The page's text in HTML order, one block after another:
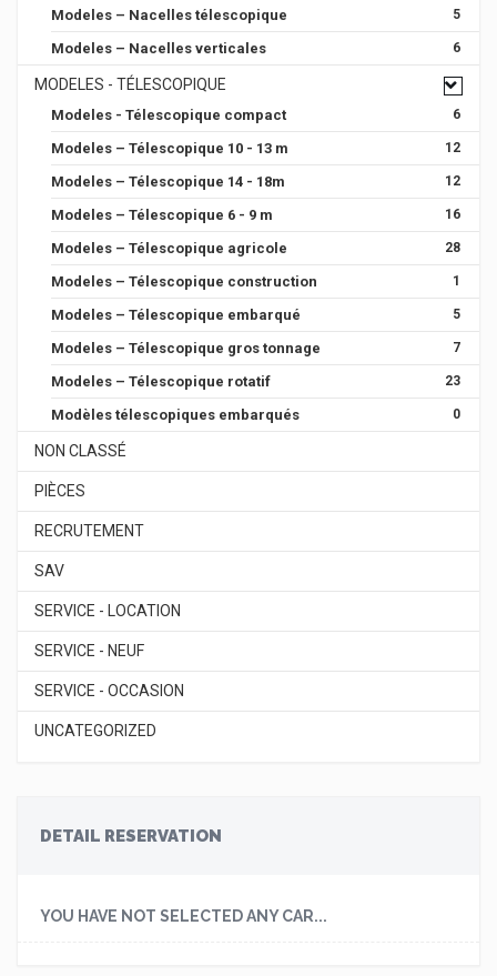
Modeles – Nacelles télescopique 5
Modeles – Nacelles verticales 6
MODELES - TÉLESCOPIQUE
Modeles - Télescopique compact 6
Modeles – Télescopique 10 - 13 m 12
Modeles – Télescopique 14 - 18m 12
Modeles – Télescopique 6 - 9 m 16
Modeles – Télescopique agricole 28
Modeles – Télescopique construction 1
Modeles – Télescopique embarqué 5
Modeles – Télescopique gros tonnage 7
Modeles – Télescopique rotatif 23
Modèles télescopiques embarqués 0
NON CLASSÉ
PIÈCES
RECRUTEMENT
SAV
SERVICE - LOCATION
SERVICE - NEUF
SERVICE - OCCASION
UNCATEGORIZED
DETAIL RESERVATION
YOU HAVE NOT SELECTED ANY CAR...